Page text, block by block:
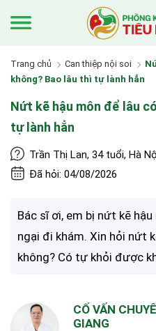
Trang chủ Can thiệp nội soi
không? Bao lâu thì tự lành hẳn
Nứt kẽ hậu môn để lâu
tự lành hẳn
Trần Thị Lan, 34 tuổi, Hà
Đã hỏi: 04/08/2026
Bác sĩ ơi, em bị nứt kẽ
ngại đi khám. Xin hỏi nứt
không? Có tự khỏi được
CỐ VẤN
GIANG